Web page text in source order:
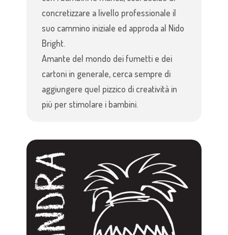
concretizzare a livello professionale il
suo cammino iniziale ed approda al Nido
Bright.
Amante del mondo dei fumetti e dei
cartoni in generale, cerca sempre di
aggiungere quel pizzico di creatività in
più per stimolare i bambini.